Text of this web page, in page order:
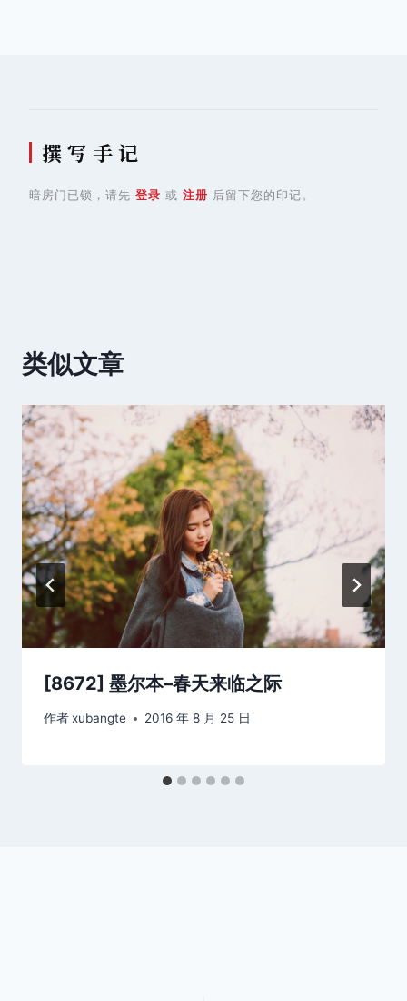
撰 写 手 记
暗房门已锁，请先 登录 或 注册 后留下您的印记。
类似文章
[8672] 墨尔本–春天来临之际
作者xubangte 2016 年 8 月 25 日